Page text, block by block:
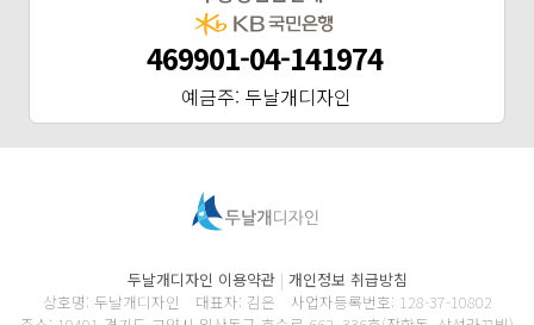
469901-04-141974
예금주: 두날개디자인
두날개디자인 이용약관| 개인정보 취급방침
상호명: 두날개디자인 대표자: 김은 사업자등록번호: 128-37-10802